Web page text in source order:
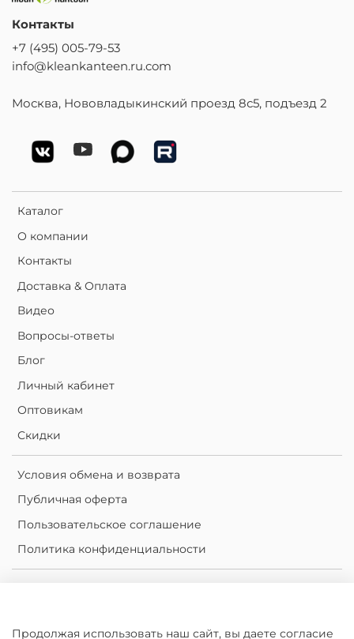
Каталог
О компании
Контакты
Доставка & Оплата
Видео
Вопросы-ответы
Блог
Личный кабинет
Оптовикам
Скидки
Условия обмена и возврата
Публичная оферта
Пользовательское соглашение
Политика конфиденциальности
Контакты
+7 (495) 005-79-53
info@kleankanteen.ru.com
Москва, Нововладыкинский проезд 8с5, подъезд 2
Продолжая использовать наш сайт, вы даете согласие